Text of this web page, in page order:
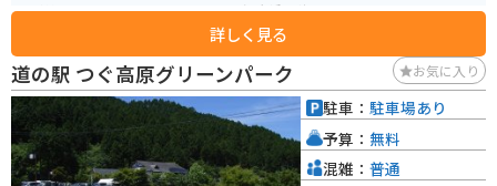
ジが美しく咲き、夏は緑に映える恵那峡大橋、秋は湖面に映るモミジやカエ
デの紅葉、冬は飛来するオシドリやムクドリなどを観察するバードウォッチ
ングが楽しめます。 湖畔には遊歩道が整備されており、2020年3月には広場
や遊歩道がリニューアルされました。お土産物屋街の乗船場からは遊覧船が
発着し、湖畔の奇岩や絶壁を観覧できます。さらに、湖に突き出した半島に
ある弁天島弁天様のお賽銭箱が特徴的です。 恵那峡大橋という大きな橋もあ
ります。冬は空いていますが、夏は混み合うことが多いです。ツーリングの途
中の休憩時点や終点時点でもおすすめです。
詳しく見る
道の駅 つぐ高原グリーンパーク お気に入り
駐車： 駐車場あり
予算： 無料
混雑： 普通